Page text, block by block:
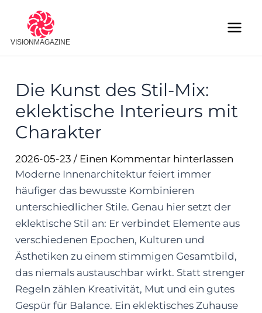
content
Main
Menu
Die Kunst des Stil-Mix:
eklektische Interieurs mit
Charakter
2026-05-23/ Einen Kommentar hinterlassen
Moderne Innenarchitektur feiert immer
häufiger das bewusste Kombinieren
unterschiedlicher Stile. Genau hier setzt der
eklektische Stil an: Er verbindet Elemente aus
verschiedenen Epochen, Kulturen und
Ästhetiken zu einem stimmigen Gesamtbild,
das niemals austauschbar wirkt. Statt strenger
Regeln zählen Kreativität, Mut und ein gutes
Gespür für Balance. Ein eklektisches Zuhause